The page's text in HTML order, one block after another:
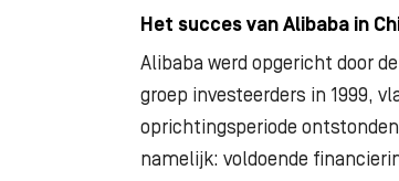
Het succes van Alibaba in
Alibaba werd opgericht door
groep investeerders in 1999,
oprichtingsperiode
namelijk: voldoende